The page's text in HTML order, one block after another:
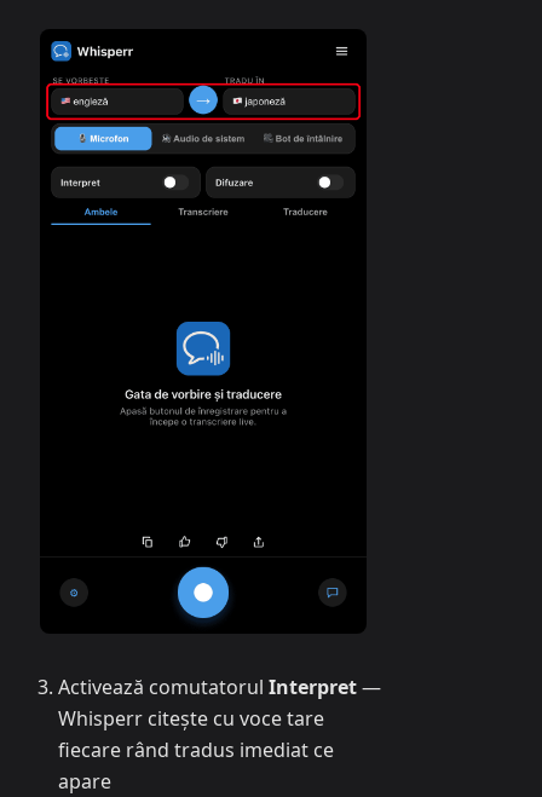
Activează comutatorul Interpret—
Whisperr citește cu voce tare
fiecare rând tradus imediat ce
apare